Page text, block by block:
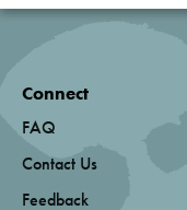
Connect
FAQ
Contact Us
Feedback